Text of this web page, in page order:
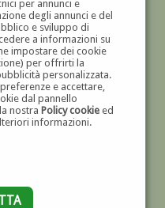
per annunci e
degli annunci e del
e sviluppo di
a informazioni su
impostare dei cookie
per offrirti la
personalizzata.
e accettare,
dal pannello
nostra Policy cookieed
informazioni.
'800 E '900